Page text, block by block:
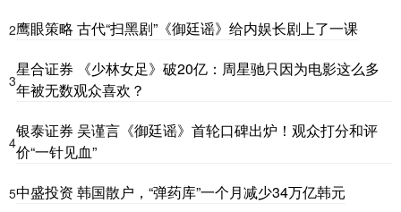
2鹰眼策略 古代“扫黑剧”《御廷谣》给内娱长剧上了一课
3
星合证券 《少林女足》破20亿：周星驰只因为电影这么多
年被无数观众喜欢？
4
银泰证券 吴谨言《御廷谣》首轮口碑出炉！观众打分和评
价“一针见血”
5中盛投资 韩国散户，“弹药库”一个月减少34万亿韩元